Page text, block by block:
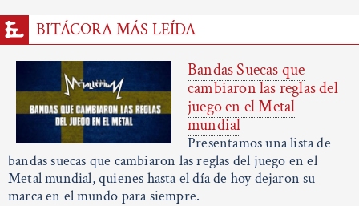
BITÁCORA MÁS LEÍDA
Bandas Suecas que
cambiaron las reglas del
juego en el Metal
mundial
Presentamos una lista de
bandas suecas que cambiaron las reglas del juego en el
Metal mundial, quienes hasta el día de hoy dejaron su
marca en el mundo para siempre.